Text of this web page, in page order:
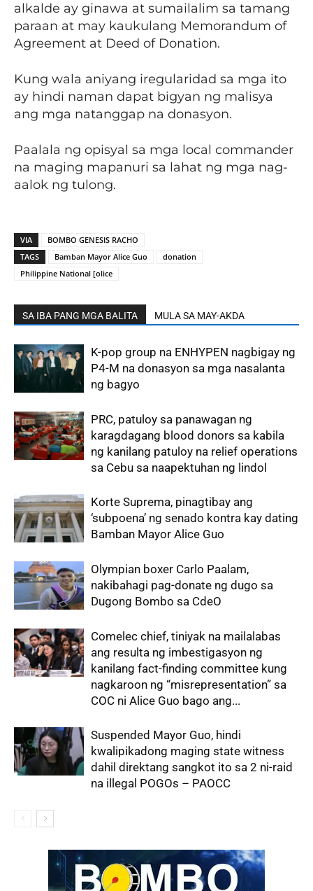
alkalde ay ginawa at sumailalim sa tamang
paraan at may kaukulang Memorandum of
Agreement at Deed of Donation.
Kung wala aniyang iregularidad sa mga ito
ay hindi naman dapat bigyan ng malisya
ang mga natanggap na donasyon.
Paalala ng opisyal sa mga local commander
na maging mapanuri sa lahat ng mga nag-
aalok ng tulong.
VIA
BOMBO GENESIS RACHO
TAGS
Bamban Mayor Alice Guo
donation
Philippine National [olice
SA IBA PANG MGA BALITA MULA SA MAY-AKDA
K-pop group na ENHYPEN nagbigay ng
P4-M na donasyon sa mga nasalanta
ng bagyo
PRC, patuloy sa panawagan ng
karagdagang blood donors sa kabila
ng kanilang patuloy na relief operations
sa Cebu sa naapektuhan ng lindol
Korte Suprema, pinagtibay ang
‘subpoena’ ng senado kontra kay dating
Bamban Mayor Alice Guo
Olympian boxer Carlo Paalam,
nakibahagi pag-donate ng dugo sa
Dugong Bombo sa CdeO
Comelec chief, tiniyak na mailalabas
ang resulta ng imbestigasyon ng
kanilang fact-finding committee kung
nagkaroon ng “misrepresentation” sa
COC ni Alice Guo bago ang...
Suspended Mayor Guo, hindi
kwalipikadong maging state witness
dahil direktang sangkot ito sa 2 ni-raid
na illegal POGOs – PAOCC